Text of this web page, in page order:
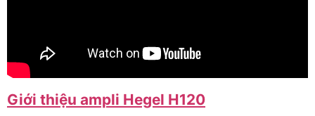
Giới thiệu ampli Hegel H120